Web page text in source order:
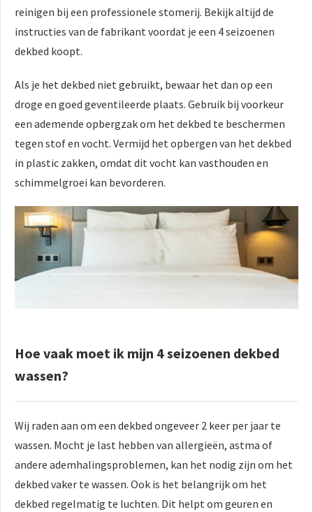
reinigen bij een professionele stomerij. Bekijk altijd de
instructies van de fabrikant voordat je een 4 seizoenen
dekbed koopt.
Als je het dekbed niet gebruikt, bewaar het dan op een
droge en goed geventileerde plaats. Gebruik bij voorkeur
een ademende opbergzak om het dekbed te beschermen
tegen stof en vocht. Vermijd het opbergen van het dekbed
in plastic zakken, omdat dit vocht kan vasthouden en
schimmelgroei kan bevorderen.
Hoe vaak moet ik mijn 4 seizoenen dekbed
wassen?
Wij raden aan om een dekbed ongeveer 2 keer per jaar te
wassen. Mocht je last hebben van allergieën, astma of
andere ademhalingsproblemen, kan het nodig zijn om het
dekbed vaker te wassen. Ook is het belangrijk om het
dekbed regelmatig te luchten. Dit helpt om geuren en